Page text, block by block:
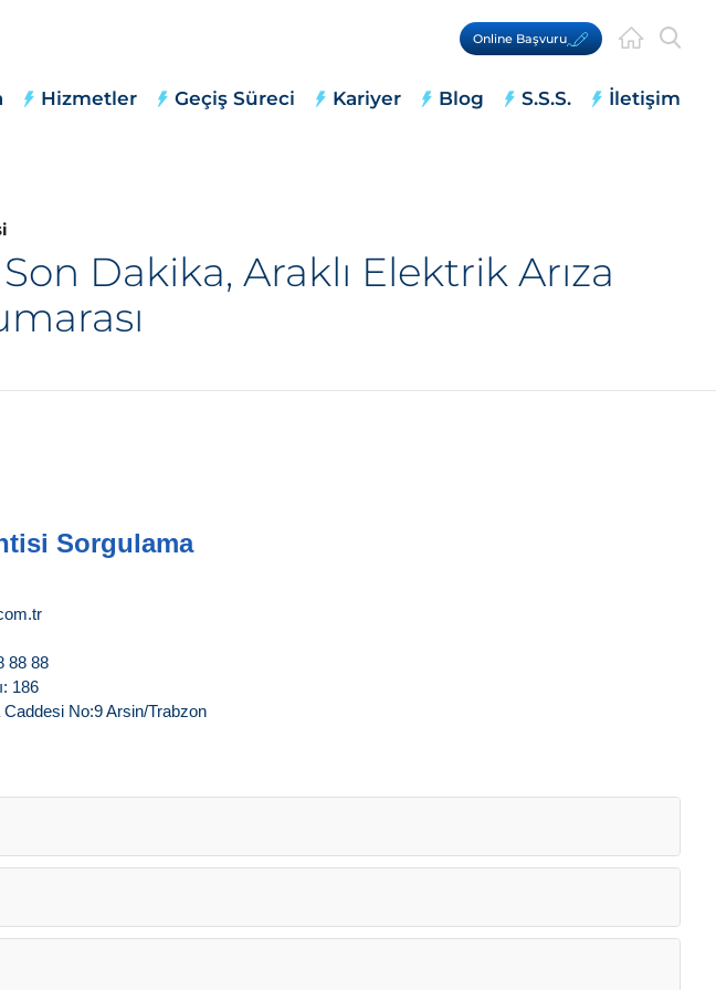
Online Başvuru
Hizmetler Geçiş Süreci Kariyer Blog S.S.S. İletişim
Dakika, Araklı Elektrik Arıza
Sorgulama
88 88
186
No:9 Arsin/Trabzon